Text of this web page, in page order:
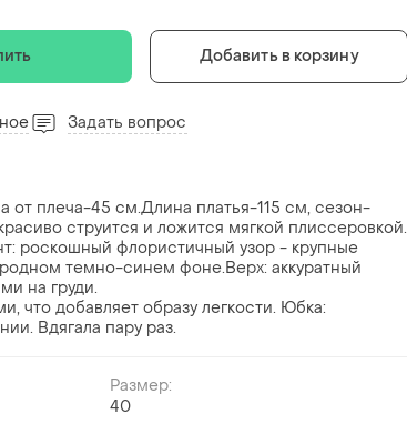
Добавить в корзину
Задать вопрос
от плеча-45 см.Длина платья-115 см, сезон-
струится и ложится мягкой плиссеровкой.
роскошный флористичный узор - крупные
темно-синем фоне.Верх: аккуратный
на груди.
что добавляет образу легкости. Юбка:
Вдягала пару раз.
Размер:
40